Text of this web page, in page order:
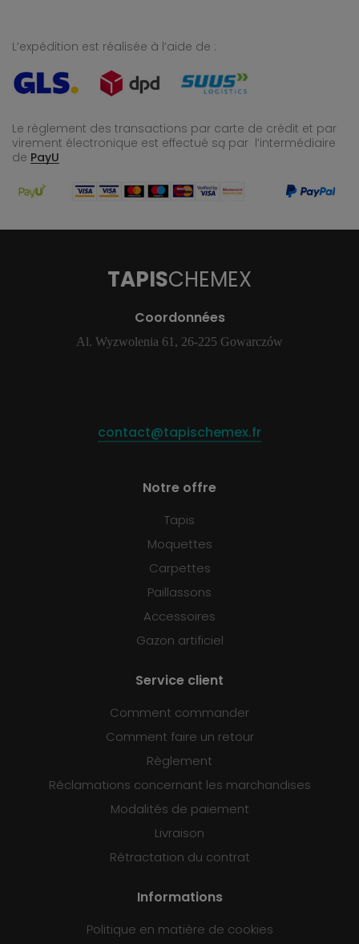
L’expédition est réalisée à l’aide de :
Le règlement des transactions par carte de crédit et par
virement électronique est effectué są par l’intermédiaire
de PayU
TAPISCHEMEX
Coordonnées
Al. Wyzwolenia 61, 26-225 Gowarczów
contact@tapischemex.fr
Notre offre
Tapis
Moquettes
Carpettes
Paillassons
Accessoires
Gazon artificiel
Service client
Comment commander
Comment faire un retour
Règlement
Réclamations concernant les marchandises
Modalités de paiement
Livraison
Rétractation du contrat
Informations
Politique en matière de cookies